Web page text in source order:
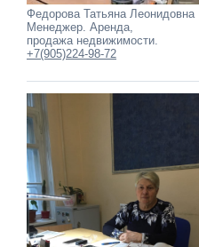
Федорова Татьяна Леонидовна
Менеджер. Аренда,
продажа недвижимости.
+7(905)224-98-72